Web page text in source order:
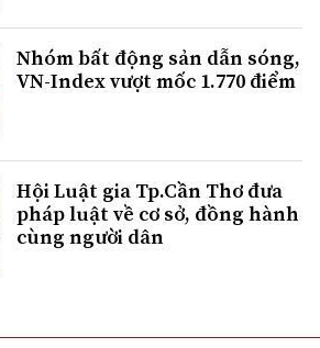
Nhóm bất động sản dẫn sóng,
VN-Index vượt mốc 1.770 điểm
Hội Luật gia Tp.Cần Thơ đưa
pháp luật về cơ sở, đồng hành
cùng người dân